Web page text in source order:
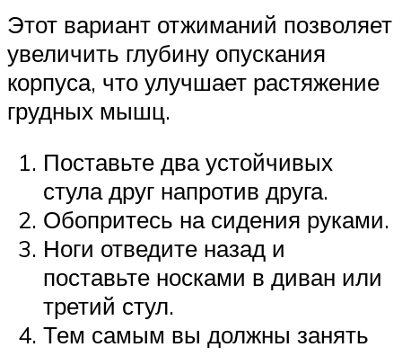
Этот вариант отжиманий позволяет
увеличить глубину опускания
корпуса, что улучшает растяжение
грудных мышц.
Поставьте два устойчивых
стула друг напротив друга.
Обопритесь на сидения руками.
Ноги отведите назад и
поставьте носками в диван или
третий стул.
Тем самым вы должны занять